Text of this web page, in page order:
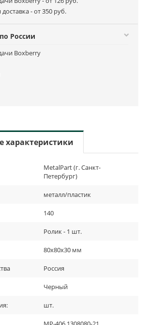
- от 350 руб.
России
Boxberry
характеристики
MetalPart (г. Санкт-
Петербург)
металл/пластик
140
Ролик - 1 шт.
80х80х30 мм
Россия
Черный
шт.